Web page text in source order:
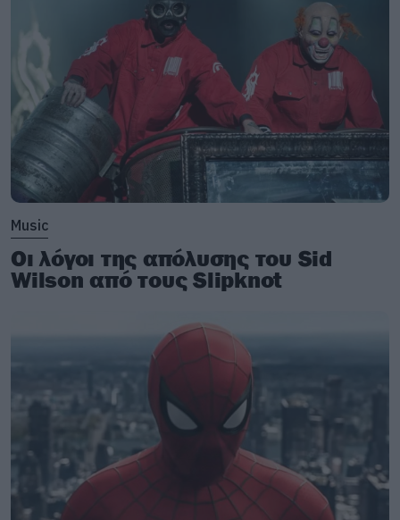
Music
Οι λόγοι της απόλυσης του Sid
Wilson από τους Slipknot